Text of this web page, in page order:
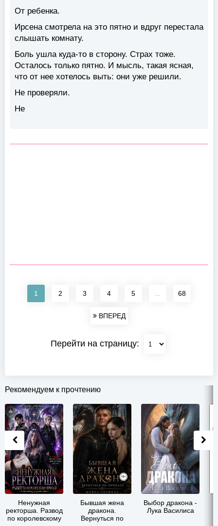
От ребенка.
Ирсена смотрела на это пятно и вдруг перестала
слышать комнату.
Боль ушла куда-то в сторону. Страх тоже.
Осталось только пятно. И мысль, такая ясная,
что от нее хотелось выть: они уже решили.
Не проверяли.
Не
1 2 3 4 5 68
ВПЕРЕД
Перейти на страницу:
Рекомендуем к прочтению
Ненужная
ректорша. Развод
по королевскому
Бывшая жена
дракона.
Вернуться по
Выбор дракона -
Лука Василиса